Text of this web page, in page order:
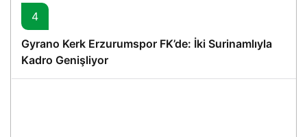
4
Gyrano Kerk Erzurumspor FK’de: İki Surinamlıyla
Kadro Genişliyor